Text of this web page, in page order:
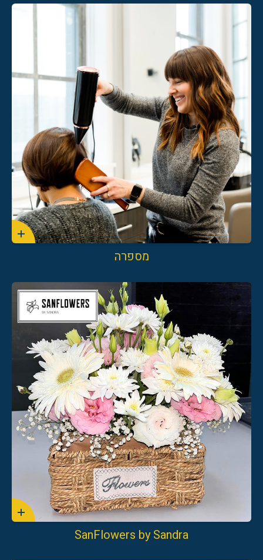
מספרה
04-8502050
SanFlowers by Sandra